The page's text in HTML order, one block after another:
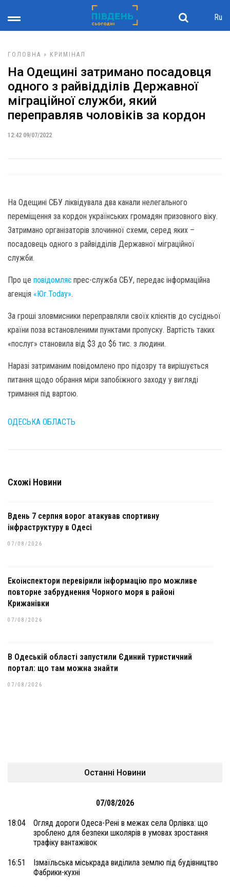
Ru
ГОЛОВНА » КРИМІНАЛ
На Одещині затримано посадовця
одного з райвідділів Державної
міграційної служби, який
переправляв чоловіків за кордон
12:42 09/07/2022
На Одещині СБУ ліквідувала два канали нелегального
переміщення за кордон українських громадян призовного віку.
Затримано організаторів злочинної схеми, серед яких –
посадовець одного з райвідділів Державної міграційної
служби.
Про це повідомляє прес-служба СБУ, передає інформаційна
агенція «Юг.Today».
За гроші зловмисники переправляли своїх клієнтів до сусідньої
країни поза встановленими пунктами пропуску. Вартість таких
«послуг» становила від $3 до $6 тис. з людини.
Наразі затриманим повідомлено про підозру та вирішується
питання щодо обрання міри запобіжного заходу у вигляді
тримання під вартою.
ОДЕСЬКА ОБЛАСТЬ
Схожі Новини
Вдень 7 серпня ворог атакував спортивну
інфраструктуру в Одесі
07/08/2026
Екоінспектори перевірили інформацію про можливе
повторне забруднення Чорного моря в районі
Крижанівки
07/08/2026
В Одеській області запустили Єдиний туристичний
портал: що там можна знайти
07/08/2026
Останні Новини
07/08/2026
18:04
Огляд дороги Одеса-Рені в межах села Орлівка: що
зроблено для безпеки школярів в умовах зростання
трафіку вантажівок
16:51
Ізмаїльська міськрада виділила землю під будівництво
Фабрики-кухні